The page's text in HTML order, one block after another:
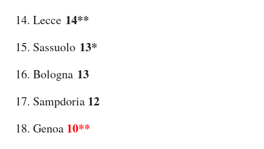
Lecce 14**
Sassuolo 13*
Bologna 13
Sampdoria 12
Genoa 10**